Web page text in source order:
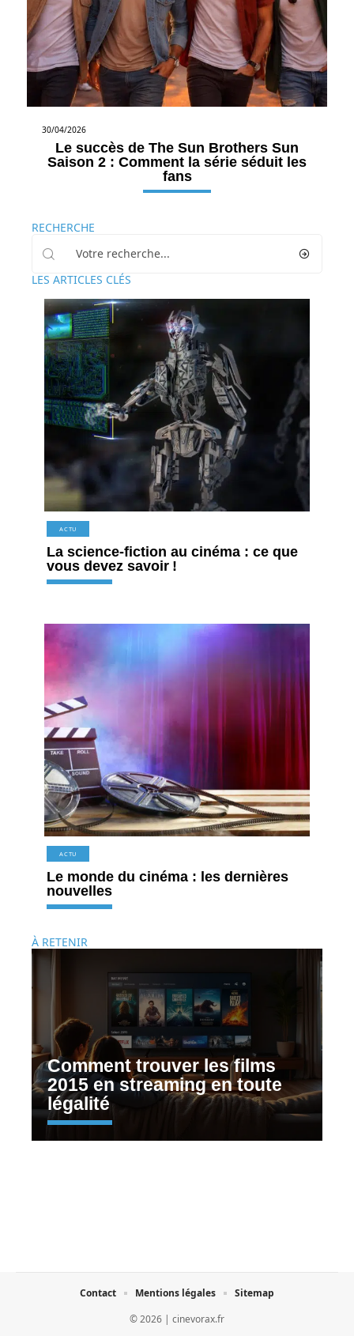
30/04/2026
Le succès de The Sun Brothers Sun
Saison 2 : Comment la série séduit les
fans
RECHERCHE
LES ARTICLES CLÉS
ACTU
La science-fiction au cinéma : ce que
vous devez savoir !
ACTU
Le monde du cinéma : les dernières
nouvelles
À RETENIR
Comment trouver les films
2015 en streaming en toute
légalité
© 2026 | cinevorax.fr
Contact Mentions légales Sitemap